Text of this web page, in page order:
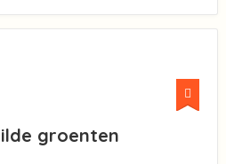
groenten